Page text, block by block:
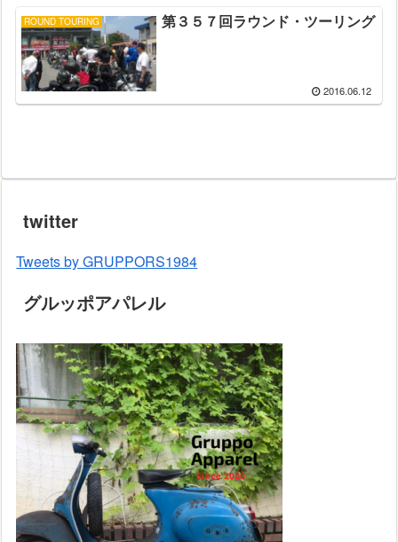
ROUND TOURING 第３５７回ラウンド・ツーリング
2016.06.12
twitter
Tweets by GRUPPORS1984
グルッポアパレル